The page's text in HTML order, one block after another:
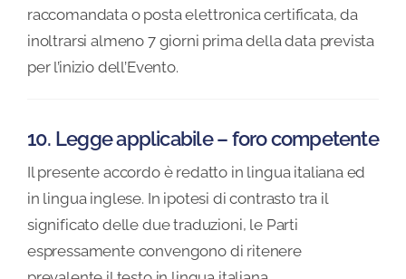
raccomandata o posta elettronica certificata, da
inoltrarsi almeno 7 giorni prima della data prevista
per l’inizio dell’Evento.
10. Legge applicabile – foro competente
Il presente accordo è redatto in lingua italiana ed
in lingua inglese. In ipotesi di contrasto tra il
significato delle due traduzioni, le Parti
espressamente convengono di ritenere